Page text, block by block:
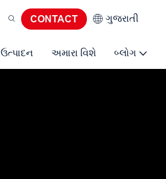
CONTACT ગુજરાતી
અમારા વિશે બ્લોગ